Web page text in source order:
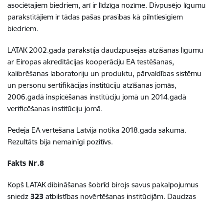
asociētajiem biedriem, arī ir līdzīga nozīme. Divpusējo līgumu
parakstītājiem ir tādas pašas prasības kā pilntiesīgiem
biedriem.
LATAK 2002.gadā parakstīja daudzpusējās atzīšanas līgumu
ar Eiropas akreditācijas kooperāciju EA testēšanas,
kalibrēšanas laboratoriju un produktu, pārvaldības sistēmu
un personu sertifikācijas institūciju atzīšanas jomās,
2006.gadā inspicēšanas institūciju jomā un 2014.gadā
verificēšanas institūciju jomā.
Pēdējā EA vērtēšana Latvijā notika 2018.gada sākumā.
Rezultāts bija nemainīgi pozitīvs.
Fakts Nr.8
Kopš LATAK dibināšanas šobrīd birojs savus pakalpojumus
sniedz 323 atbilstības novērtēšanas institūcijām. Daudzas